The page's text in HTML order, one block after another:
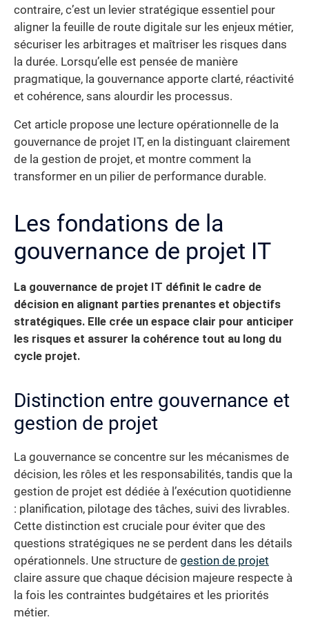
contraire, c’est un levier stratégique essentiel pour
aligner la feuille de route digitale sur les enjeux métier,
sécuriser les arbitrages et maîtriser les risques dans
la durée. Lorsqu’elle est pensée de manière
pragmatique, la gouvernance apporte clarté, réactivité
et cohérence, sans alourdir les processus.
Cet article propose une lecture opérationnelle de la
gouvernance de projet IT, en la distinguant clairement
de la gestion de projet, et montre comment la
transformer en un pilier de performance durable.
Les fondations de la
gouvernance de projet IT
La gouvernance de projet IT définit le cadre de
décision en alignant parties prenantes et objectifs
stratégiques. Elle crée un espace clair pour anticiper
les risques et assurer la cohérence tout au long du
cycle projet.
Distinction entre gouvernance et
gestion de projet
La gouvernance se concentre sur les mécanismes de
décision, les rôles et les responsabilités, tandis que la
gestion de projet est dédiée à l’exécution quotidienne
: planification, pilotage des tâches, suivi des livrables.
Cette distinction est cruciale pour éviter que des
questions stratégiques ne se perdent dans les détails
opérationnels. Une structure de gestion de projet
claire assure que chaque décision majeure respecte à
la fois les contraintes budgétaires et les priorités
métier.